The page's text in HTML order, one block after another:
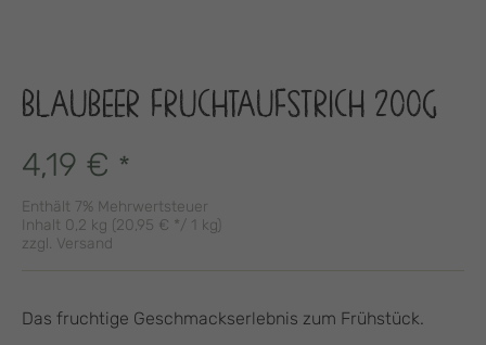
BLAUBEER FRUCHTAUFSTRICH 200G
4,19 € *
Enthält 7% Mehrwertsteuer
Inhalt 0,2 kg (20,95 € */ 1 kg)
zzgl. Versand
Das fruchtige Geschmackserlebnis zum Frühstück.